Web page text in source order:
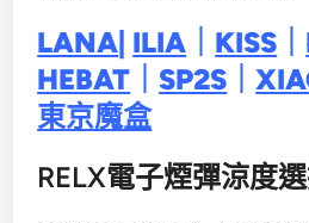
LANA ILIA KISS
HEBAT ｜SP2S ｜
東京魔盒
RELX電子煙彈涼度